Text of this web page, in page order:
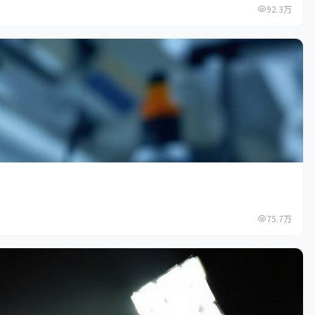
92.3万
75.7万